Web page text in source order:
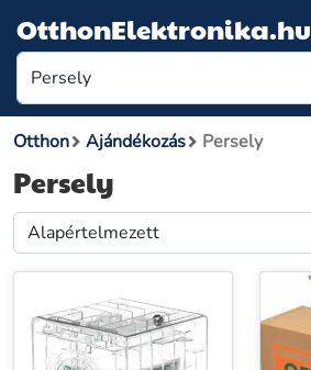
OtthonElektronika.hu
Otthon Ajándékozás Persely
Persely